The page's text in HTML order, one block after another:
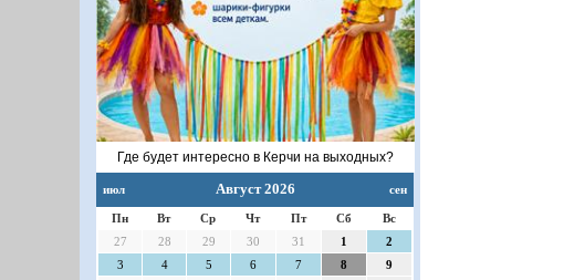
Где будет интересно в Керчи на выходных?
июл Август 2026 сен
Пн Вт Ср Чт Пт Сб
Вс
27
28 29 30 31 1
2
3
4 5 6 7 8
9